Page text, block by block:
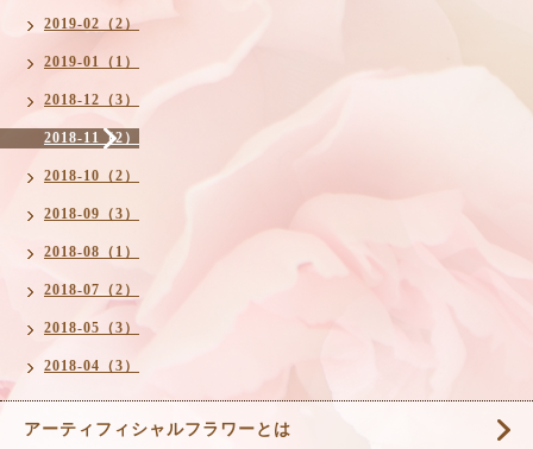
2019-02（2）
2019-01（1）
2018-12（3）
2018-11（2）
2018-10（2）
2018-09（3）
2018-08（1）
2018-07（2）
2018-05（3）
2018-04（3）
アーティフィシャルフラワーとは